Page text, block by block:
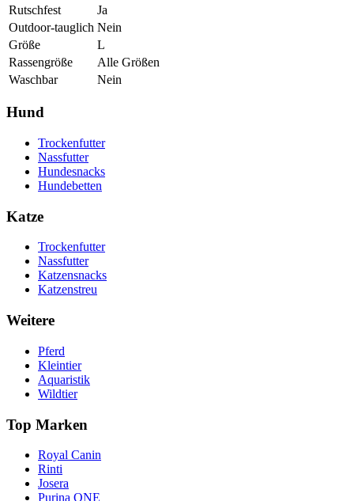
Rutschfest
Ja
Outdoor-tauglich Nein
Größe
L
Rassengröße
Alle Größen
Waschbar
Nein
Hund
Trockenfutter
Nassfutter
Hundesnacks
Hundebetten
Katze
Trockenfutter
Nassfutter
Katzensnacks
Katzenstreu
Weitere
Pferd
Kleintier
Aquaristik
Wildtier
Top Marken
Royal Canin
Rinti
Josera
Purina ONE